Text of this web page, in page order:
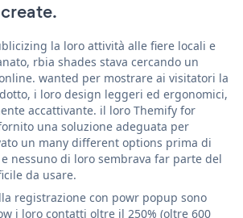
la loro attività alle fiere locali e
rbia shades stava cercando un
wanted per mostrare ai visitatori la
i loro design leggeri ed ergonomici,
accattivante. il loro Themify for
una soluzione adeguata per
un many different options prima di
nessuno di loro sembrava far parte del
da usare.
registrazione con powr popup sono
i loro contatti oltre il 250% (oltre 600